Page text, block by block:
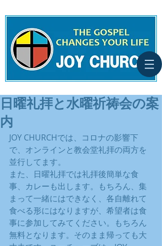
日曜礼拝と水曜祈祷会の案
内
JOY CHURCHでは、コロナの影響下
で、オンラインと教会堂礼拝の両方を
並行してます。
また、日曜礼拝では礼拝後簡単な食
事、カレーも出します。もちろん、集
まって一緒にはできなく、各自離れて
食べる形にはなりますが、希望者は食
事に参加してみてください。もちろん
無料となります。そのまま帰っても大